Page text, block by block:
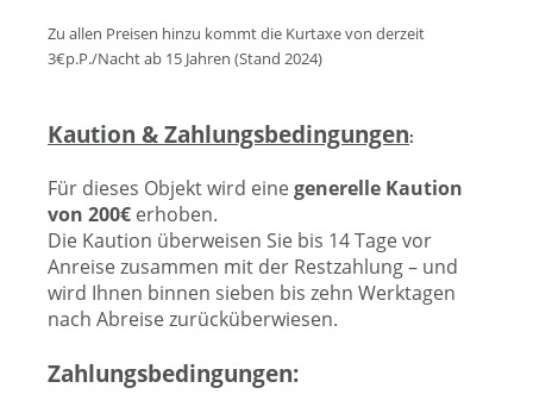
Zu allen Preisen hinzu kommt die Kurtaxe von derzeit
3€p.P./Nacht ab 15 Jahren (Stand 2024)
Kaution & Zahlungsbedingungen:
Für dieses Objekt wird einegenerelle Kaution
von 200€ erhoben.
Die Kaution überweisen Sie bis 14 Tage vor
Anreise zusammen mit der Restzahlung – und
wird Ihnen binnen sieben bis zehn Werktagen
nach Abreise zurücküberwiesen.
Zahlungsbedingungen: